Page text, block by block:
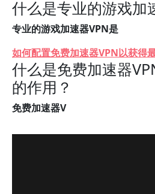
什么是专业的游戏加
专业的游戏加速器VPN是
如何配置免费加速器VPN以获得
什么是免费加速器
的作用？
免费加速器V